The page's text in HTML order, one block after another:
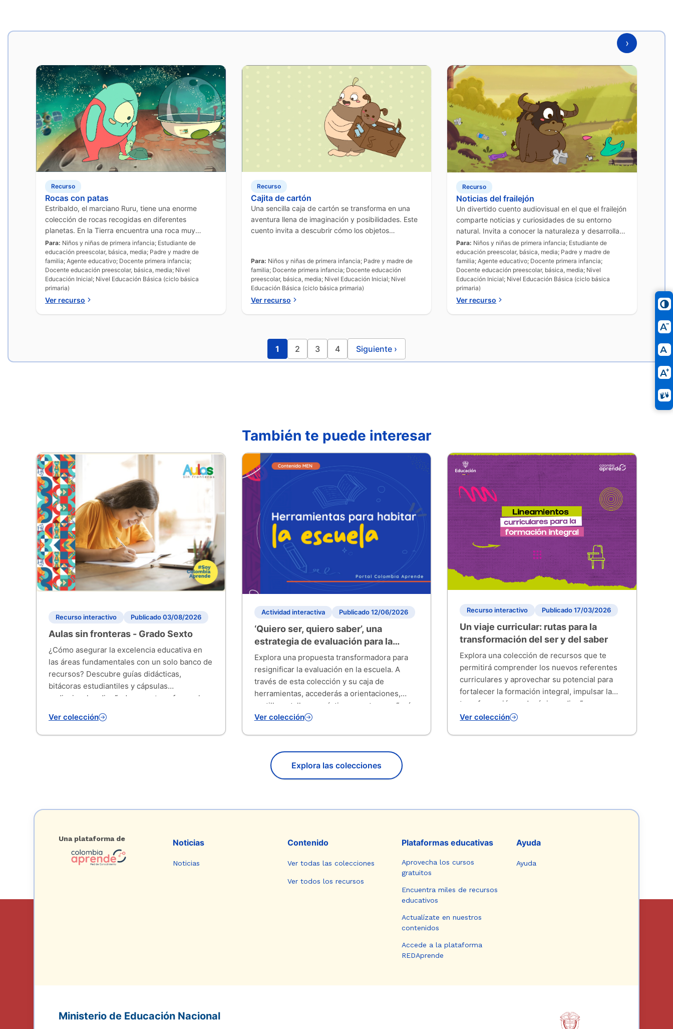
›
Recurso
Rocas con patas
Estribaldo, el marciano Ruru, tiene una enorme
colección de rocas recogidas en diferentes
planetas. En la Tierra encuentra una roca muy
especial: ¡tiene patas! Un cuento divertido para
explorar imaginación y curiosidad.
Para: Niños y niñas de primera infancia; Estudiante de
educación preescolar, básica, media; Padre y madre de
familia; Agente educativo; Docente primera infancia;
Docente educación preescolar, básica, media; Nivel
Educación Inicial; Nivel Educación Básica (ciclo básica
primaria)
Ver recurso
Recurso
Cajita de cartón
Una sencilla caja de cartón se transforma en una
aventura llena de imaginación y posibilidades. Este
cuento invita a descubrir cómo los objetos
Para: Niños y niñas de primera infancia; Padre y madre de
familia; Docente primera infancia; Docente educación
preescolar, básica, media; Nivel Educación Inicial; Nivel
Educación Básica (ciclo básica primaria)
Ver recurso
Recurso
Noticias del frailejón
Un divertido cuento audiovisual en el que el frailejón
comparte noticias y curiosidades de su entorno
natural. Invita a conocer la naturaleza y desarrollar
interés por el cuidado ambiental.
Para: Niños y niñas de primera infancia; Estudiante de
educación preescolar, básica, media; Padre y madre de
familia; Agente educativo; Docente primera infancia;
Docente educación preescolar, básica, media; Nivel
Educación Inicial; Nivel Educación Básica (ciclo básica
primaria)
Ver recurso
1 2 3 4 Siguiente ›
También te puede interesar
Recurso interactivo Publicado 03/08/2026
Aulas sin fronteras - Grado Sexto
¿Cómo asegurar la excelencia educativa en
las áreas fundamentales con un solo banco de
recursos? Descubre guías didácticas,
bitácoras estudiantiles y cápsulas
audiovisuales diseñadas para transformar las
Ver colección
Actividad interactiva Publicado 12/06/2026
‘Quiero ser, quiero saber’, una
estrategia de evaluación para la
escuela
Explora una propuesta transformadora para
resignificar la evaluación en la escuela. A
través de esta colección y su caja de
herramientas, accederás a orientaciones,
cartillas y talleres prácticos que te enseñarán
a usar los resultados del aprendizaje para
Ver colección
Recurso interactivo Publicado 17/03/2026
Un viaje curricular: rutas para la
transformación del ser y del saber
Explora una colección de recursos que te
permitirá comprender los nuevos referentes
curriculares y aprovechar su potencial para
fortalecer la formación integral, impulsar la
transformación pedagógica y diseñar
experiencias de aprendizaje contextualizadas.
Ver colección
Explora las colecciones
Una plataforma de Noticias
Noticias
Contenido
Ver todas las colecciones
Ver todos los recursos
Plataformas educativas
Aprovecha los cursos
gratuitos
Encuentra miles de recursos
educativos
Actualízate en nuestros
contenidos
Accede a la plataforma
REDAprende
Ayuda
Ayuda
Ministerio de Educación Nacional